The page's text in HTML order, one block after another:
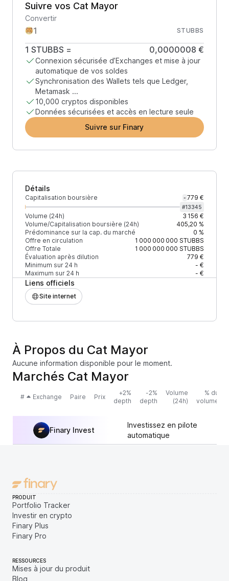
Suivre vos Cat Mayor
Convertir
STUBBS
1 STUBBS = 0,0000008 €
Connexion sécurisée d’Exchanges et mise à jour
automatique de vos soldes
Synchronisation des Wallets tels que Ledger,
Metamask ...
10,000 cryptos disponibles
Données sécurisées et accès en lecture seule
Suivre sur Finary
Détails
Capitalisation boursière - 779 €
#13345
Volume (24h)
3 156 €
Volume/Capitalisation boursière (24h)
405,20 %
Prédominance sur la cap. du marché
0 %
Offre en circulation
1 000 000 000 STUBBS
Offre Totale
1 000 000 000 STUBBS
Évaluation après dilution
779 €
Minimum sur 24 h
- €
Maximum sur 24 h
- €
Liens officiels
Site internet
À Propos du Cat Mayor
Aucune information disponible pour le moment.
Marchés Cat Mayor
# Exchange Paire Prix
+2%
depth
-2%
depth
Volume
(24h)
% du
volume
Finary Invest
Investissez en pilote
automatique
PRODUIT
Portfolio Tracker
Investir en crypto
Finary Plus
Finary Pro
RESSOURCES
Mises à jour du produit
Blog